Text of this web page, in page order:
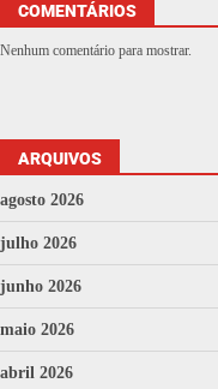
COMENTÁRIOS
Nenhum comentário para mostrar.
ARQUIVOS
agosto 2026
julho 2026
junho 2026
maio 2026
abril 2026